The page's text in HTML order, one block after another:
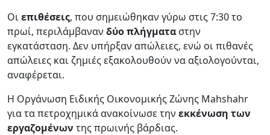
Οιεπιθέσεις, που σημειώθηκαν γύρω στις 7:30 το
πρωί, περιλάμβαναν δύο πλήγματα στην
εγκατάσταση. Δεν υπήρξαν απώλειες, ενώ οι πιθανές
απώλειες και ζημιές εξακολουθούν να αξιολογούνται,
αναφέρεται.
Η Οργάνωση Ειδικής Οικονομικής Ζώνης Mahshahr
για τα πετροχημικά ανακοίνωσε την εκκένωση των
εργαζομένων της πρωινής βάρδιας.